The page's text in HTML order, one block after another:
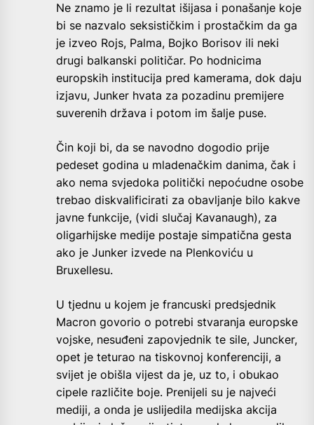
Ne znamo je li rezultat išijasa i ponašanje koje
bi se nazvalo seksističkim i prostačkim da ga
je izveo Rojs, Palma, Bojko Borisov ili neki
drugi balkanski političar. Po hodnicima
europskih institucija pred kamerama, dok daju
izjavu, Junker hvata za pozadinu premijere
suverenih država i potom im šalje puse.
Čin koji bi, da se navodno dogodio prije
pedeset godina u mladenačkim danima, čak i
ako nema svjedoka politički nepoćudne osobe
trebao diskvalificirati za obavljanje bilo kakve
javne funkcije, (vidi slučaj Kavanaugh), za
oligarhijske medije postaje simpatična gesta
ako je Junker izvede na Plenkoviću u
Bruxellesu.
U tjednu u kojem je francuski predsjednik
Macron govorio o potrebi stvaranja europske
vojske, nesuđeni zapovjednik te sile, Juncker,
opet je teturao na tiskovnoj konferenciji, a
svijet je obišla vijest da je, uz to, i obukao
cipele različite boje. Prenijeli su je najveći
mediji, a onda je uslijedila medijska akcija